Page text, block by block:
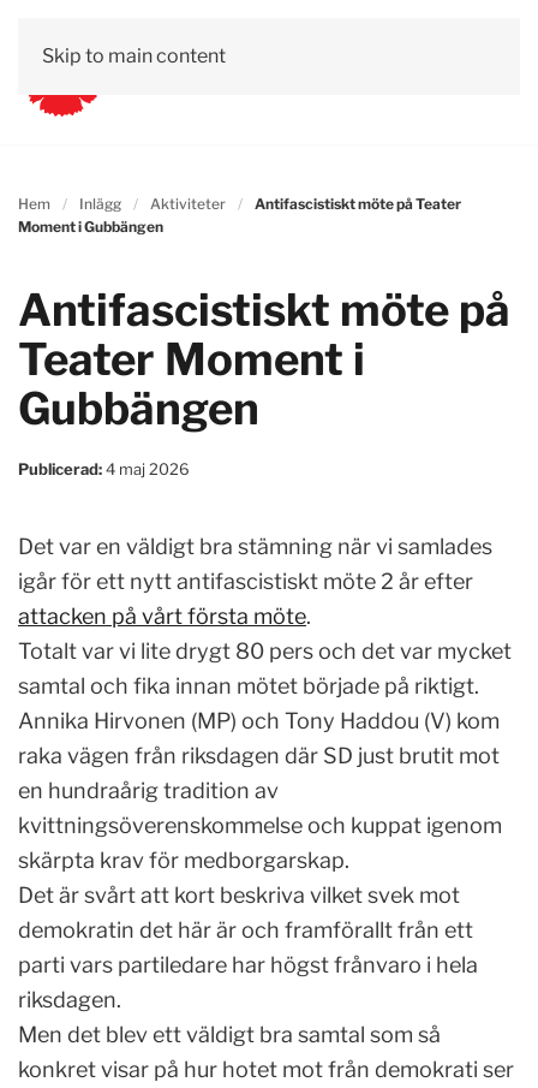
Skip to main content
Hem Inlägg Aktiviteter
Antifascistiskt möte på Teater
Moment i Gubbängen
Antifascistiskt möte på
Teater Moment i
Gubbängen
Publicerad:4 maj 2026
Det var en väldigt bra stämning när vi samlades
igår för ett nytt antifascistiskt möte 2 år efter
attacken på vårt första möte.
Totalt var vi lite drygt 80 pers och det var mycket
samtal och fika innan mötet började på riktigt.
Annika Hirvonen (MP) och Tony Haddou (V) kom
raka vägen från riksdagen där SD just brutit mot
en hundraårig tradition av
kvittningsöverenskommelse och kuppat igenom
skärpta krav för medborgarskap.
Det är svårt att kort beskriva vilket svek mot
demokratin det här är och framförallt från ett
parti vars partiledare har högst frånvaro i hela
riksdagen.
Men det blev ett väldigt bra samtal som så
konkret visar på hur hotet mot från demokrati ser